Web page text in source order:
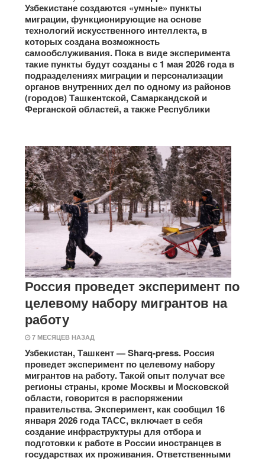
Узбекистане создаются «умные» пункты
миграции, функционирующие на основе
технологий искусственного интеллекта, в
которых создана возможность
самообслуживания. Пока в виде эксперимента
такие пункты будут созданы с 1 мая 2026 года в
подразделениях миграции и персонализации
органов внутренних дел по одному из районов
(городов) Ташкентской, Самаркандской и
Ферганской областей, а также Республики
Россия проведет эксперимент по
целевому набору мигрантов на
работу
7 МЕСЯЦЕВ НАЗАД
Узбекистан, Ташкент — Sharq-press. Россия
проведет эксперимент по целевому набору
мигрантов на работу. Такой опыт получат все
регионы страны, кроме Москвы и Московской
области, говорится в распоряжении
правительства. Эксперимент, как сообщил 16
января 2026 года ТАСС, включает в себя
создание инфраструктуры для отбора и
подготовки к работе в России иностранцев в
государствах их проживания. Ответственными